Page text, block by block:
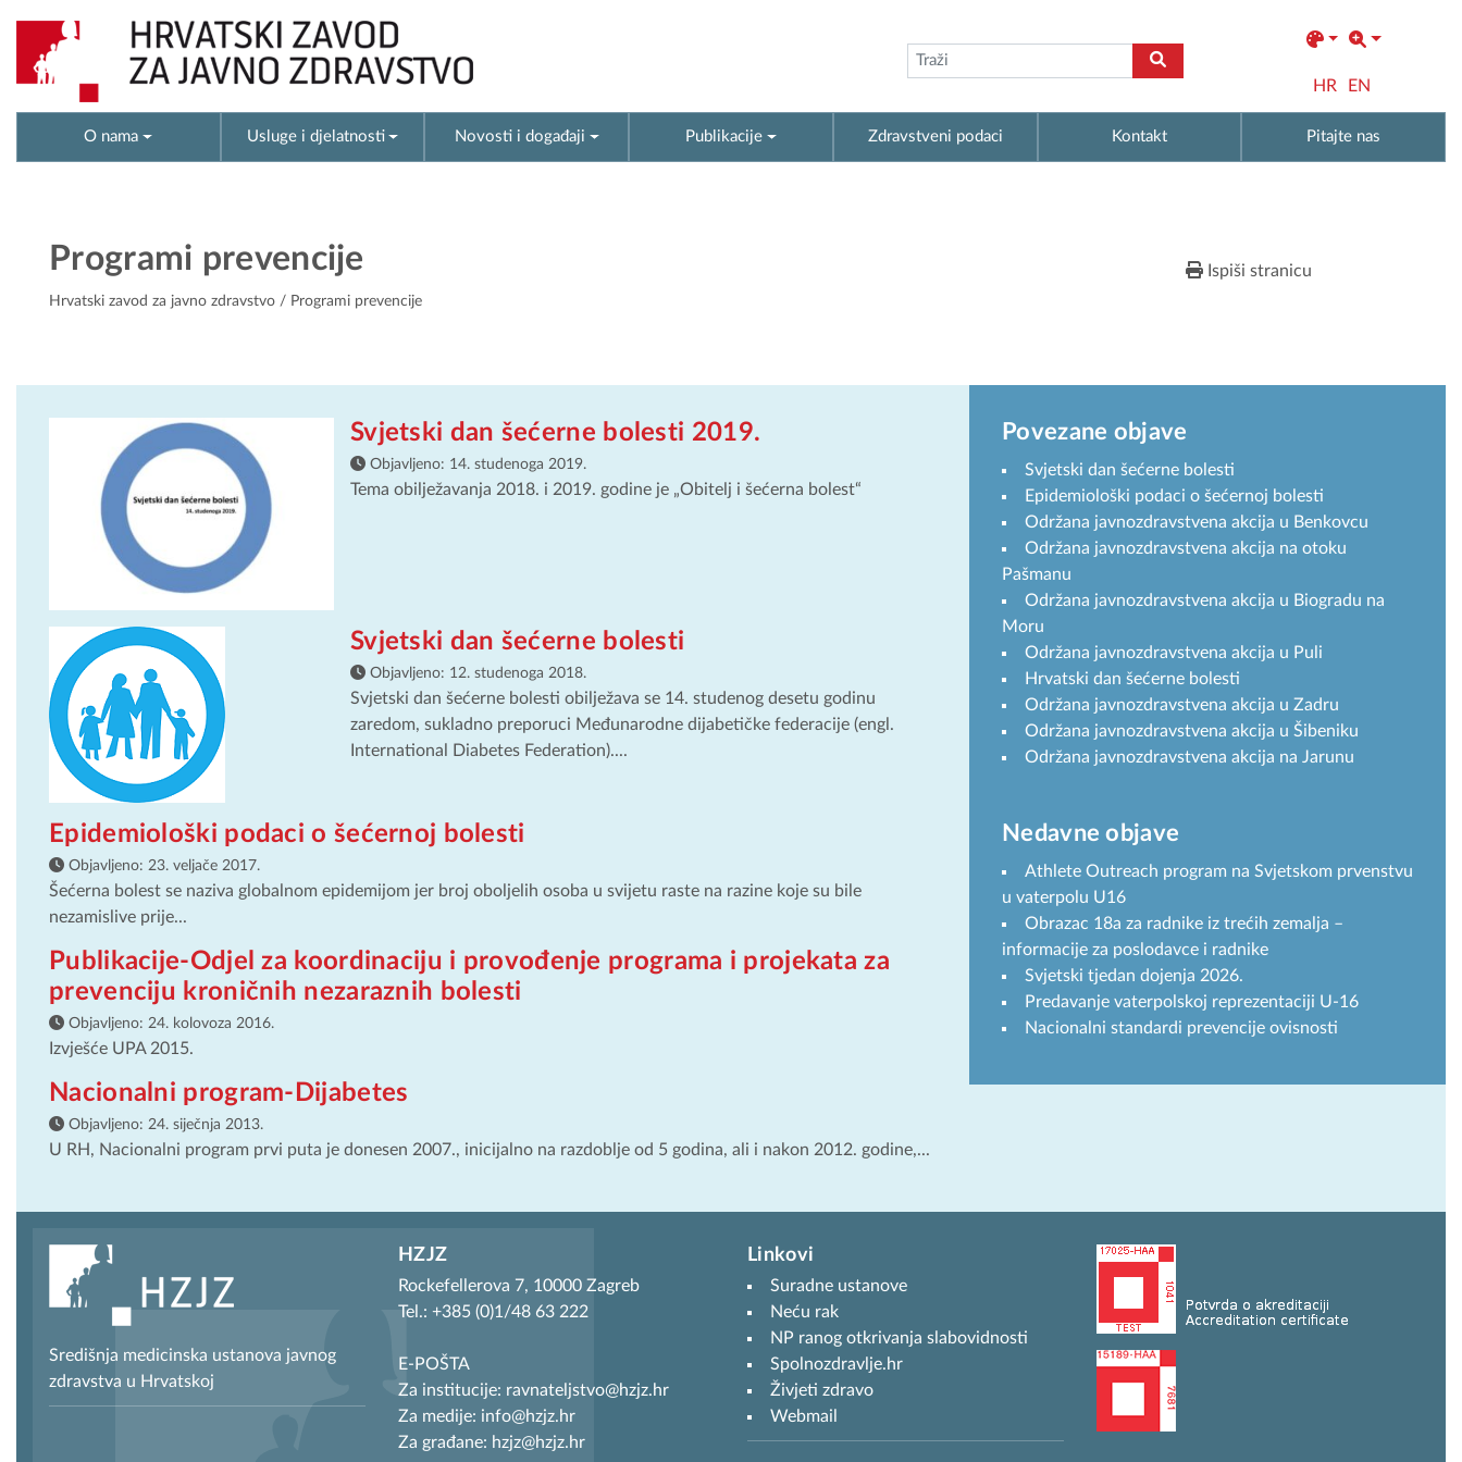
HR EN
O nama Usluge i djelatnosti Novosti i događaji Publikacije Zdravstveni podaci Kontakt Pitajte nas
Programi prevencije
Hrvatski zavod za javno zdravstvo / Programi prevencije
Ispiši stranicu
Svjetski dan šećerne bolesti 2019.
Objavljeno: 14. studenoga 2019.
Tema obilježavanja 2018. i 2019. godine je „Obitelj i šećerna bolest“
Svjetski dan šećerne bolesti
Objavljeno: 12. studenoga 2018.
Svjetski dan šećerne bolesti obilježava se 14. studenog desetu godinu
zaredom, sukladno preporuci Međunarodne dijabetičke federacije (engl.
International Diabetes Federation)....
Epidemiološki podaci o šećernoj bolesti
Objavljeno: 23. veljače 2017.
Šećerna bolest se naziva globalnom epidemijom jer broj oboljelih osoba u svijetu raste na razine koje su bile
nezamislive prije...
Publikacije-Odjel za koordinaciju i provođenje programa i projekata za
prevenciju kroničnih nezaraznih bolesti
Objavljeno: 24. kolovoza 2016.
Izvješće UPA 2015.
Nacionalni program-Dijabetes
Objavljeno: 24. siječnja 2013.
U RH, Nacionalni program prvi puta je donesen 2007., inicijalno na razdoblje od 5 godina, ali i nakon 2012. godine,...
Povezane objave
Svjetski dan šećerne bolesti
Epidemiološki podaci o šećernoj bolesti
Održana javnozdravstvena akcija u Benkovcu
Održana javnozdravstvena akcija na otoku
Pašmanu
Održana javnozdravstvena akcija u Biogradu na
Moru
Održana javnozdravstvena akcija u Puli
Hrvatski dan šećerne bolesti
Održana javnozdravstvena akcija u Zadru
Održana javnozdravstvena akcija u Šibeniku
Održana javnozdravstvena akcija na Jarunu
Nedavne objave
Athlete Outreach program na Svjetskom prvenstvu
u vaterpolu U16
Obrazac 18a za radnike iz trećih zemalja –
informacije za poslodavce i radnike
Svjetski tjedan dojenja 2026.
Predavanje vaterpolskoj reprezentaciji U-16
Nacionalni standardi prevencije ovisnosti
Središnja medicinska ustanova javnog
zdravstva u Hrvatskoj
HZJZ
Rockefellerova 7, 10000 Zagreb
Tel.: +385 (0)1/48 63 222
E-POŠTA
Za institucije: ravnateljstvo@hzjz.hr
Za medije: info@hzjz.hr
Za građane: hzjz@hzjz.hr
Linkovi
Suradne ustanove
Neću rak
NP ranog otkrivanja slabovidnosti
Spolnozdravlje.hr
Živjeti zdravo
Webmail